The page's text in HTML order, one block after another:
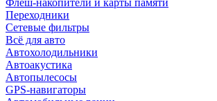
Флеш-накопители и карты памяти
Переходники
Сетевые фильтры
Всё для авто
Автохолодильники
Автоакустика
Автопылесосы
GPS-навигаторы